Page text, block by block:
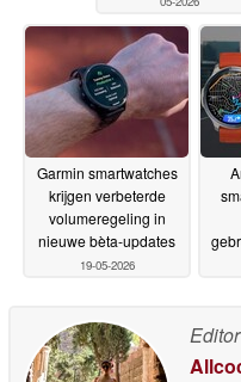
Garmin smartwatches
krijgen verbeterde
volumeregeling in
nieuwe bèta-updates
19-05-2026